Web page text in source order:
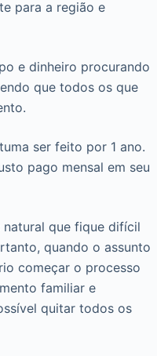
para a região e
e dinheiro procurando
que todos os que
ser feito por 1 ano.
pago mensal em seu
que fique difícil
quando o assunto
começar o processo
familiar e
quitar todos os